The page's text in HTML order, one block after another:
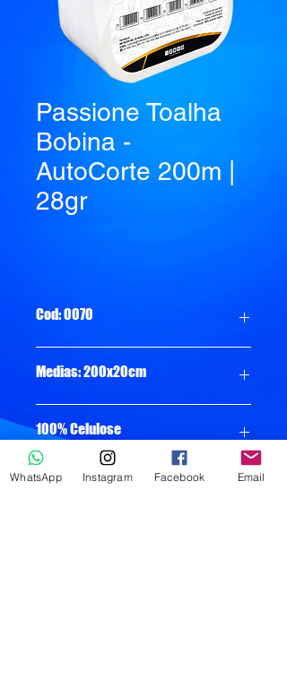
Passione Toalha
Bobina -
AutoCorte 200m |
28gr
Cod: 0070
Medias: 200x20cm
100% Celulose
Folha: Simples
WhatsApp Instagram Facebook Email